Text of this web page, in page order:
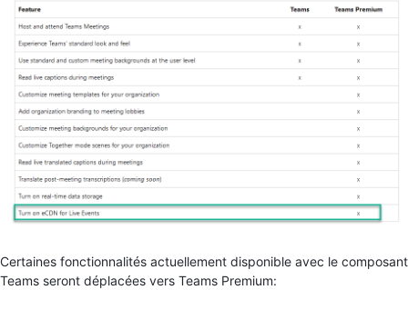
Certaines fonctionnalités actuellement disponible avec le composant
Teams seront déplacées vers Teams Premium: